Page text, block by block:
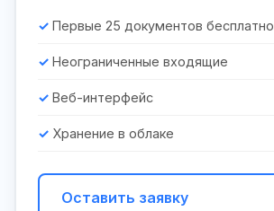
Первые 25 документов бесплатно
Неограниченные входящие
Веб-интерфейс
Хранение в облаке
Оставить заявку